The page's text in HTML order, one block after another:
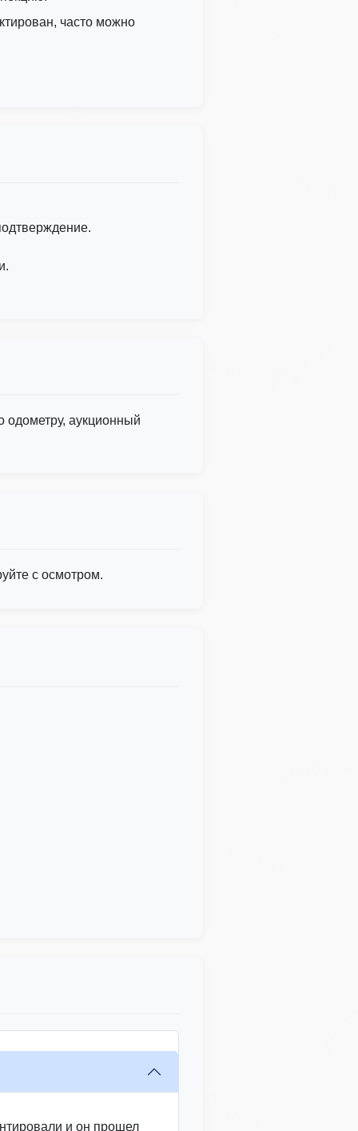
часто можно
одометру, аукционный
с осмотром.
и он прошел